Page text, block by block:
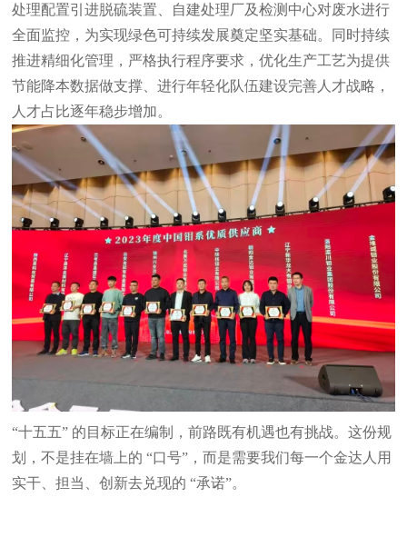
处理配置引进脱硫装置、自建处理厂及检测中心对废水进行
全面监控，为实现绿色可持续发展奠定坚实基础。同时持续
推进精细化管理，严格执行程序要求，优化生产工艺为提供
节能降本数据做支撑、进行年轻化队伍建设完善人才战略，
人才占比逐年稳步增加。
“十五五” 的 目标正在编制
，前路既有机遇也有挑战。这份规
划，不是挂在墙上的 “口号”，而是需要我们每一个金达 人用
实干、担当、创新去兑现的 “承诺”。